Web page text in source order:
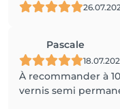
Pascale
À recommander à
vernis semi